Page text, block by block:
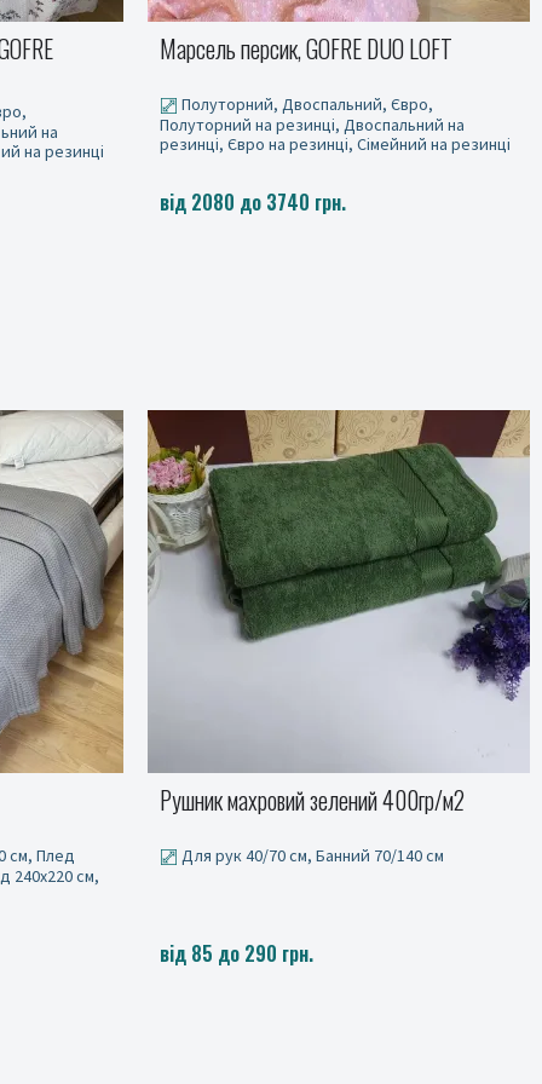
на
на резинці
Зелений полин GS200, GOFRE
Полуторний, Двоспальний, Євро,
Полуторний на резинці, Двоспальний на
резинці, Євро на резинці, Сімейний на резинці
від 2080 до 3740 грн.
см
Покривало SILHOUETTE мята
від 999 до 1299 грн.